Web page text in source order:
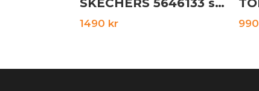
SKECHERS 5646133 svart
1490 kr 990